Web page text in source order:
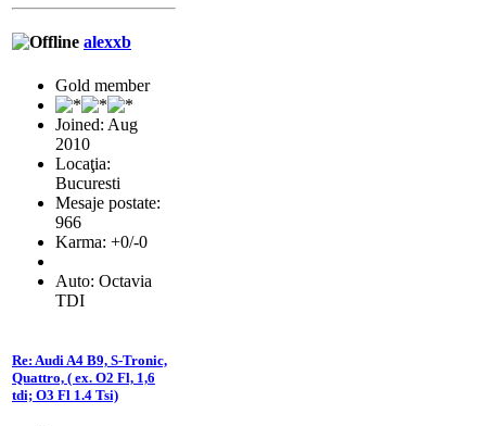
alexxb
Gold member
Joined: Aug
2010
Locaţia:
Bucuresti
Mesaje postate:
966
Karma: +0/-0
Auto: Octavia
TDI
Re: Audi A4 B9, S-Tronic,
Quattro, ( ex. O2 Fl, 1,6
tdi; O3 Fl 1.4 Tsi)